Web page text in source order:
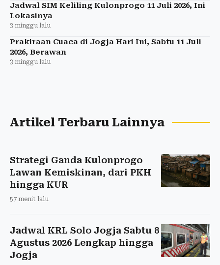
Jadwal SIM Keliling Kulonprogo 11 Juli 2026, Ini
Lokasinya
3 minggu lalu
Prakiraan Cuaca di Jogja Hari Ini, Sabtu 11 Juli
2026, Berawan
3 minggu lalu
Artikel Terbaru Lainnya
Strategi Ganda Kulonprogo
Lawan Kemiskinan, dari PKH
hingga KUR
57 menit lalu
Jadwal KRL Solo Jogja Sabtu 8
Agustus 2026 Lengkap hingga
Jogja